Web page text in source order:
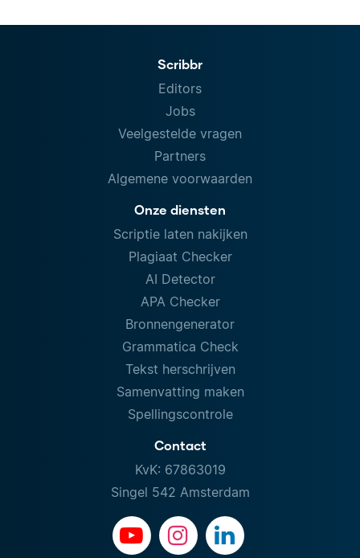
Scribbr
Editors
Jobs
Veelgestelde vragen
Partners
Algemene voorwaarden
Onze diensten
Scriptie laten nakijken
Plagiaat Checker
AI Detector
APA Checker
Bronnengenerator
Grammatica Check
Tekst herschrijven
Samenvatting maken
Spellingscontrole
Contact
KvK: 67863019
Singel 542 Amsterdam